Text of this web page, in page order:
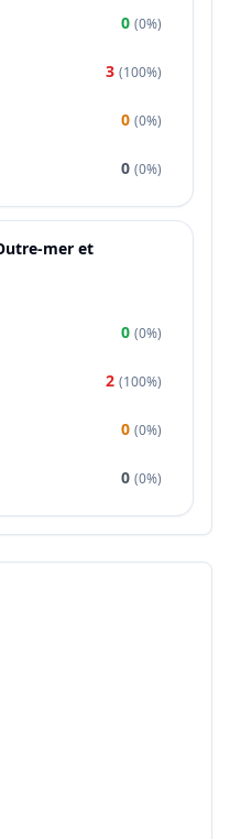
0 (0%)
3 (100%)
0 (0%)
0 (0%)
mer et
0 (0%)
2 (100%)
0 (0%)
0 (0%)